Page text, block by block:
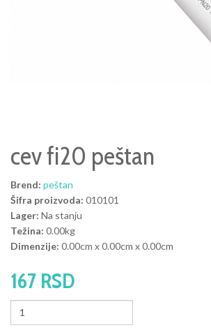
cev fi20 peštan
Brend: peštan
Šifra proizvoda: 010101
Lager: Na stanju
Težina: 0.00kg
Dimenzije: 0.00cm x 0.00cm x 0.00cm
167 RSD